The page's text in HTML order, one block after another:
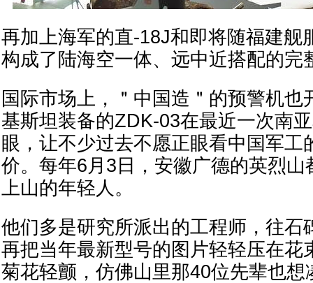
再加上海军的直-18J和即将随福建舰
构成了陆海空一体、远中近搭配的完
国际市场上，＂中国造＂的预警机也
基斯坦装备的ZDK-03在最近一次南
眼，让不少过去不愿正眼看中国军工
价。每年6月3日，安徽广德的英烈山
上山的年轻人。
他们多是研究所派出的工程师，往石
再把当年最新型号的图片轻轻压在花
菊花轻颤，仿佛山里那40位先辈也想